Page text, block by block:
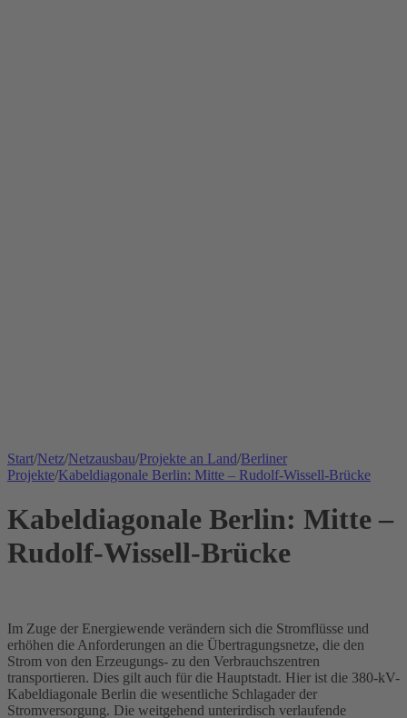
Start/Netz/Netzausbau/Projekte an Land/Berliner
Projekte/Kabeldiagonale Berlin: Mitte – Rudolf-Wissell-Brücke
Kabeldiagonale Berlin: Mitte –
Rudolf-Wissell-Brücke
Im Zuge der Energiewende verändern sich die Stromflüsse und
erhöhen die Anforderungen an die Übertragungsnetze, die den
Strom von den Erzeugungs- zu den Verbrauchszentren
transportieren. Dies gilt auch für die Hauptstadt. Hier ist die 380-kV-
Kabeldiagonale Berlin die wesentliche Schlagader der
Stromversorgung. Die weitgehend unterirdisch verlaufende